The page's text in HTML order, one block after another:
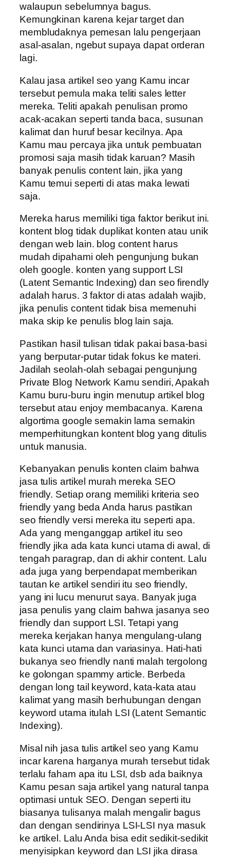
walaupun sebelumnya bagus.
Kemungkinan karena kejar target dan
membludaknya pemesan lalu pengerjaan
asal-asalan, ngebut supaya dapat orderan
lagi.
Kalau jasa artikel seo yang Kamu incar
tersebut pemula maka teliti sales letter
mereka. Teliti apakah penulisan promo
acak-acakan seperti tanda baca, susunan
kalimat dan huruf besar kecilnya. Apa
Kamu mau percaya jika untuk pembuatan
promosi saja masih tidak karuan? Masih
banyak penulis content lain, jika yang
Kamu temui seperti di atas maka lewati
saja.
Mereka harus memiliki tiga faktor berikut ini.
kontent blog tidak duplikat konten atau unik
dengan web lain. blog content harus
mudah dipahami oleh pengunjung bukan
oleh google. konten yang support LSI
(Latent Semantic Indexing) dan seo firendly
adalah harus. 3 faktor di atas adalah wajib,
jika penulis content tidak bisa memenuhi
maka skip ke penulis blog lain saja.
Pastikan hasil tulisan tidak pakai basa-basi
yang berputar-putar tidak fokus ke materi.
Jadilah seolah-olah sebagai pengunjung
Private Blog Network Kamu sendiri, Apakah
Kamu buru-buru ingin menutup artikel blog
tersebut atau enjoy membacanya. Karena
algortima google semakin lama semakin
memperhitungkan kontent blog yang ditulis
untuk manusia.
Kebanyakan penulis konten claim bahwa
jasa tulis artikel murah mereka SEO
friendly. Setiap orang memiliki kriteria seo
friendly yang beda Anda harus pastikan
seo friendly versi mereka itu seperti apa.
Ada yang menganggap artikel itu seo
friendly jika ada kata kunci utama di awal, di
tengah paragrap, dan di akhir content. Lalu
ada juga yang berpendapat memberikan
tautan ke artikel sendiri itu seo friendly,
yang ini lucu menurut saya. Banyak juga
jasa penulis yang claim bahwa jasanya seo
friendly dan support LSI. Tetapi yang
mereka kerjakan hanya mengulang-ulang
kata kunci utama dan variasinya. Hati-hati
bukanya seo friendly nanti malah tergolong
ke golongan spammy article. Berbeda
dengan long tail keyword, kata-kata atau
kalimat yang masih berhubungan dengan
keyword utama itulah LSI (Latent Semantic
Indexing).
Misal nih jasa tulis artikel seo yang Kamu
incar karena harganya murah tersebut tidak
terlalu faham apa itu LSI, dsb ada baiknya
Kamu pesan saja artikel yang natural tanpa
optimasi untuk SEO. Dengan seperti itu
biasanya tulisanya malah mengalir bagus
dan dengan sendirinya LSI-LSI nya masuk
ke artikel. Lalu Anda bisa edit sedikit-sedikit
menyisipkan keyword dan LSI jika dirasa